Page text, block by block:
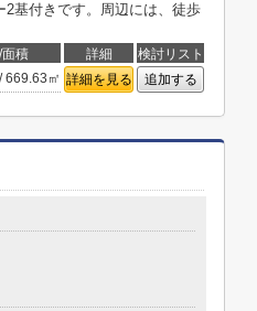
基付きです。周辺には、徒歩
積 詳細
検討リスト
669.63㎡ 詳細を見る 追加する